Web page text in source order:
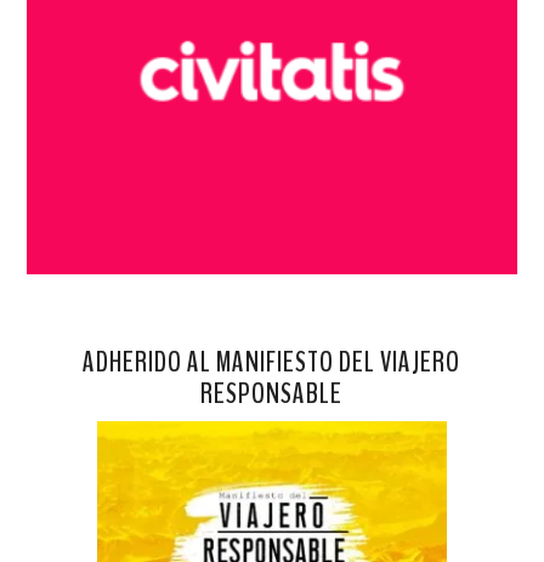
ADHERIDO AL MANIFIESTO DEL VIAJERO
RESPONSABLE